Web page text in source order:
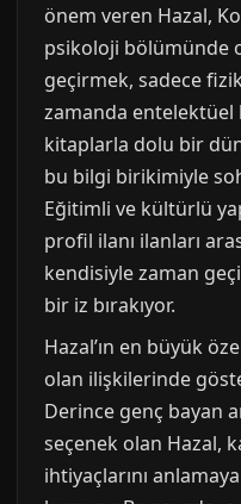
önem veren Hazal,
psikoloji bölümünde
geçirmek, sadece
zamanda entelektüel
kitaplarla dolu bir
bu bilgi birikimiyle
Eğitimli ve kültürlü
profil ilanı ilanları
kendisiyle zaman
bir iz bırakıyor.
Hazal’ın en büyük
olan ilişkilerinde
Derince genç bayan
seçenek olan Hazal,
ihtiyaçlarını